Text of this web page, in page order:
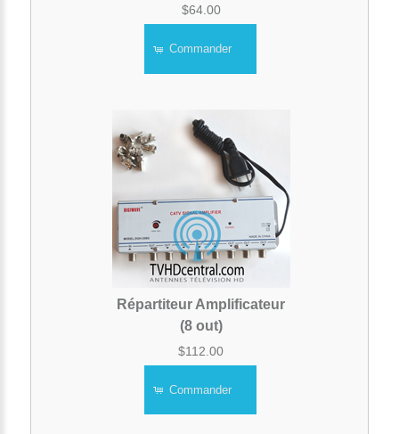
$64.00
Commander
Répartiteur Amplificateur
(8 out)
$112.00
Commander